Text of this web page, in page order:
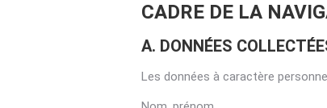
CADRE DE LA
A. DONNÉES
Les données à caractère